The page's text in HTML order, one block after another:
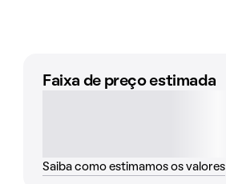
Faixa de preço estimada
Saiba como estimamos os valores